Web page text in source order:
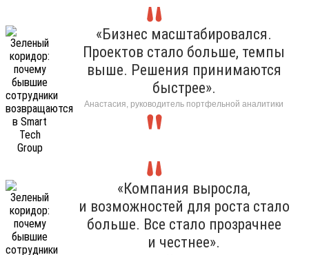
«Бизнес масштабировался.
Проектов стало больше, темпы
выше. Решения принимаются
быстрее».
Анастасия, руководитель портфельной аналитики
«Компания выросла,
и возможностей для роста стало
больше. Все стало прозрачнее
и честнее».